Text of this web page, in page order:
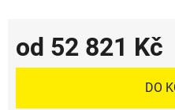
od 52 821 Kč
Měrná cena:
DO